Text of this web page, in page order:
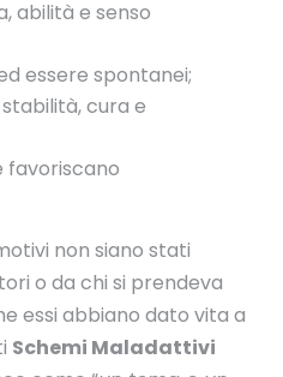
abilità e senso
essere spontanei;
stabilità, cura e
favoriscano
non siano stati
o da chi si prendeva
essi abbiano dato vita a
Schemi Maladattivi